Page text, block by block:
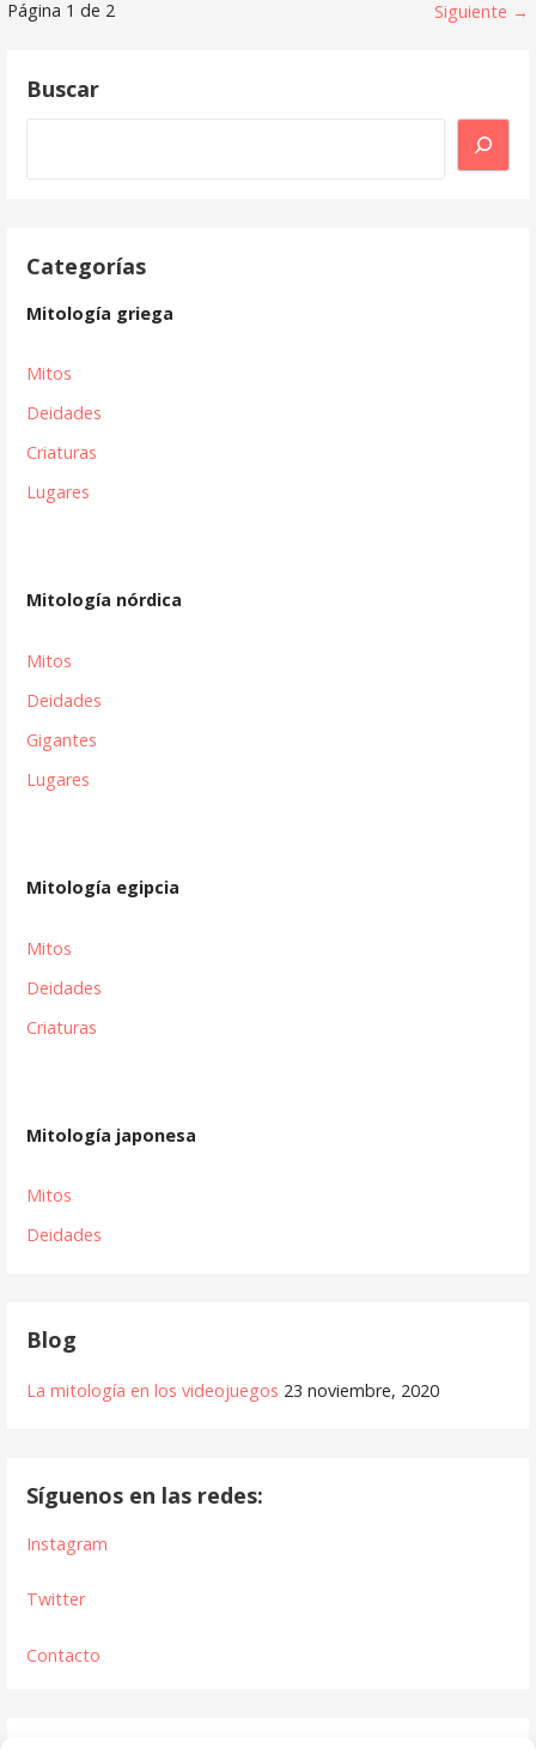
Navegación
Página
Página 1 de 2 Siguiente →
Buscar
Categorías
Mitología griega
Mitos
Deidades
Criaturas
Lugares
Mitología nórdica
Mitos
Deidades
Gigantes
Lugares
Mitología egipcia
Mitos
Deidades
Criaturas
Mitología japonesa
Mitos
Deidades
Blog
La mitología en los videojuegos 23 noviembre, 2020
Síguenos en las redes:
Instagram
Twitter
Contacto